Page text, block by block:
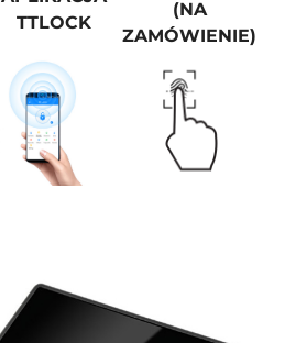
TTLOCK
(NA
ZAMÓWIENIE)